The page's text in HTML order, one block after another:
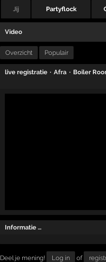
Jij Partyflock
Video
Overzicht Populair
live registratie · Afra · Boiler
Informatie …
Deel je mening! Log in of